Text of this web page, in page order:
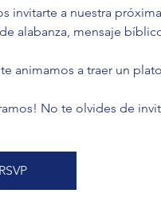
invitarte a nuestra
alabanza, mensaje
animamos a traer un
No te olvides de
RSVP